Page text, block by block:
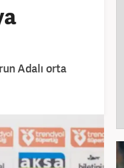
Adalı orta